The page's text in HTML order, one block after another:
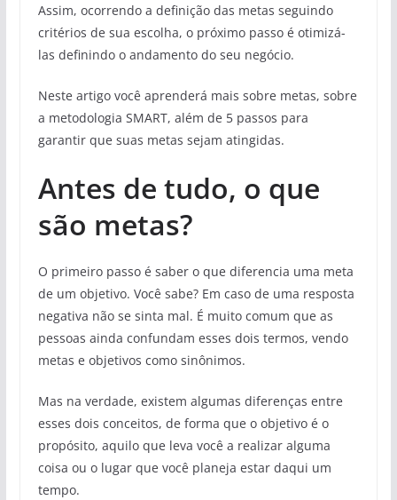
Assim, ocorrendo a definição das metas seguindo
critérios de sua escolha, o próximo passo é otimizá-
las definindo o andamento do seu negócio.
Neste artigo você aprenderá mais sobre metas, sobre
a metodologia SMART, além de 5 passos para
garantir que suas metas sejam atingidas.
Antes de tudo, o que
são metas?
O primeiro passo é saber o que diferencia uma meta
de um objetivo. Você sabe? Em caso de uma resposta
negativa não se sinta mal. É muito comum que as
pessoas ainda confundam esses dois termos, vendo
metas e objetivos como sinônimos.
Mas na verdade, existem algumas diferenças entre
esses dois conceitos, de forma que o objetivo é o
propósito, aquilo que leva você a realizar alguma
coisa ou o lugar que você planeja estar daqui um
tempo.